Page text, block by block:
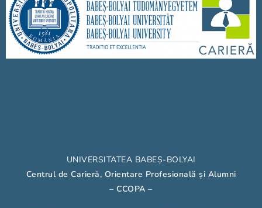
UNIVERSITATEA BABEȘ-BOLYAI
Centrul de Carieră, Orientare Profesională și Alumni
– CCOPA–